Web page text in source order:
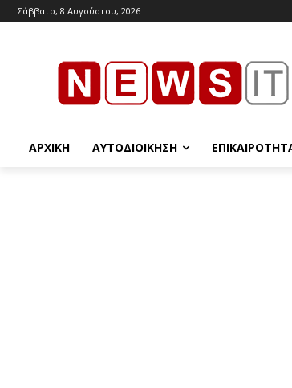
Σάββατο, 8 Αυγούστου, 2026
ΑΡΧΙΚΉ ΑΥΤΟΔΙΟΊΚΗΣΗ